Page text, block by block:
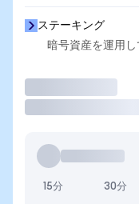
ステーキング
暗号資産を運用し
15分 30分